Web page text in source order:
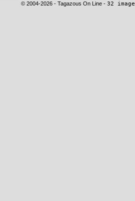
© 2004-2026 - Tagazous On Line - 32